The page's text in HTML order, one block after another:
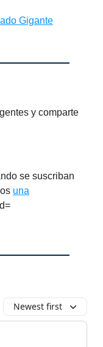
Gigante
y comparte
se suscriban
una
Newest first